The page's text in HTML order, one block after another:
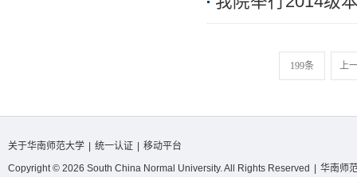
199条 上
关于华南师范大学 统一认证
移动平台
Copyright © 2026 South China Normal University. All Rights Reserved
华南师